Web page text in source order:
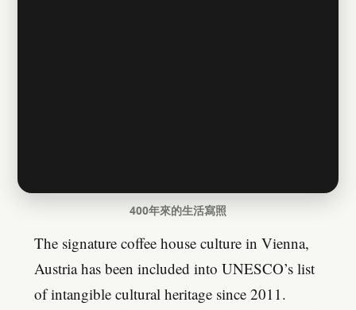
400年來的生活寫照
The signature coffee house culture in Vienna,
Austria has been included into UNESCO’s list
of intangible cultural heritage since 2011.